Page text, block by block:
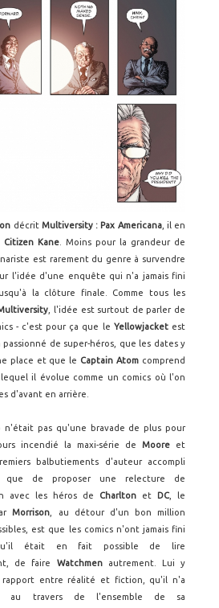
décrit Multiversity : Pax Americana, il en
Citizen Kane . Moins pour la grandeur de
est rarement du genre à survendre
l'idée d'une enquête qui n'a jamais fini
la clôture finale. Comme tous les
, l'idée est surtout de parler de
- c'est pour ça que le Yellowjacketest
de super-héros, que les dates y
place et que le Captain Atom comprend
il évolue comme un comics où l'on
d'avant en arrière.
n'était pas qu'une bravade de plus pour
incendié la maxi-série de Moore et
balbutiements d'auteur accompli
que de proposer une relecture de
avec les héros de Charlton et DC , le
Morrison , au détour d'un bon million
est que les comics n'ont jamais fini
était en fait possible de lire
de faire Watchmenautrement. Lui y
rapport entre réalité et fiction, qu'il n'a
au travers de l'ensemble de sa